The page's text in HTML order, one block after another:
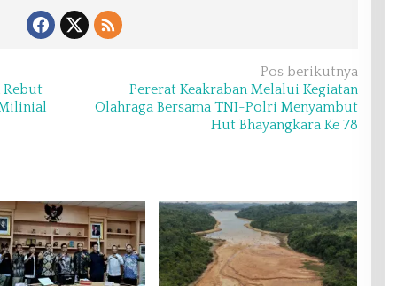
Rebut
Pos berikutnya
Pererat Keakraban Melalui Kegiatan
Olahraga Bersama TNI-Polri Menyambut
Hut Bhayangkara Ke 78